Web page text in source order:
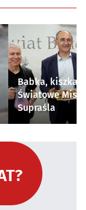
Babka, kiszka i
Światowe
Supraśla